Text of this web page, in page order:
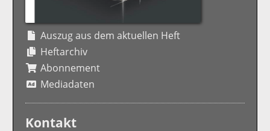
Auszug aus dem aktuellen Heft
Heftarchiv
Abonnement
Mediadaten
Kontakt